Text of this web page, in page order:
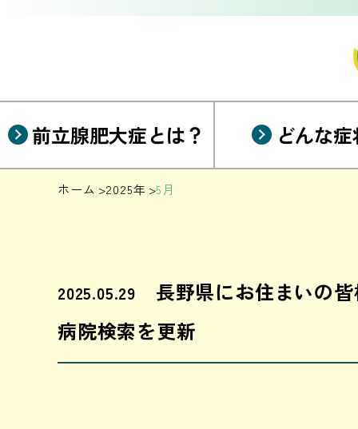
前立腺肥大症とは？ どんな
ホーム 2025年 5月
2025.05.29
長野県にお住まいの
病院検索を更新